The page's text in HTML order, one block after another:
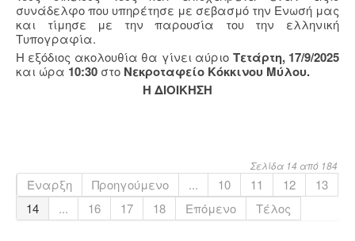
συνάδελφο που υπηρέτησε με σεβασμό την Ενωσή μας
και τίμησε με την παρουσία του την ελληνική
Τυπογραφία.
Η εξόδιος ακολουθία θα γίνει αύριο Τετάρτη, 17/9/2025
και ώρα 10:30 στο Νεκροταφείο Κόκκινου Μύλου.
Η ΔΙΟΙΚΗΣΗ
Σελίδα 14 από 184
Έναρξη Προηγούμενο ... 10 11 12
13
14
... 16 17 18 Επόμενο Τέλος